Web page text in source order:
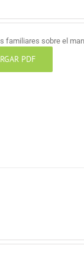
familiares sobre el
PDF